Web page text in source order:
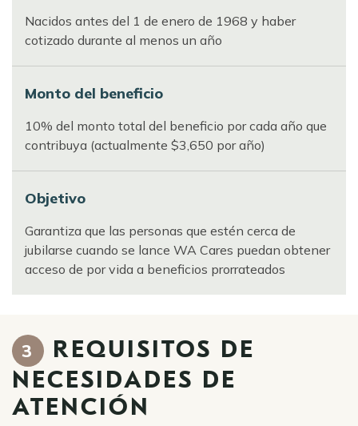
Nacidos antes del 1 de enero de 1968 y haber
cotizado durante al menos un año
Monto del beneficio
10% del monto total del beneficio por cada año que
contribuya (actualmente $3,650 por año)
Objetivo
Garantiza que las personas que estén cerca de
jubilarse cuando se lance WA Cares puedan obtener
acceso de por vida a beneficios prorrateados
3
REQUISITOS DE
NECESIDADES DE
ATENCIÓN